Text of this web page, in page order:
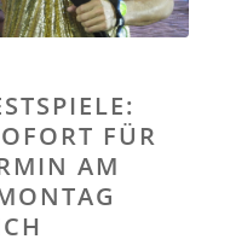
FÜR
AM